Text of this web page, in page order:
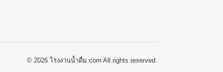
© 2026 โรงงานน้ำดื่ม.com All rights reserved.